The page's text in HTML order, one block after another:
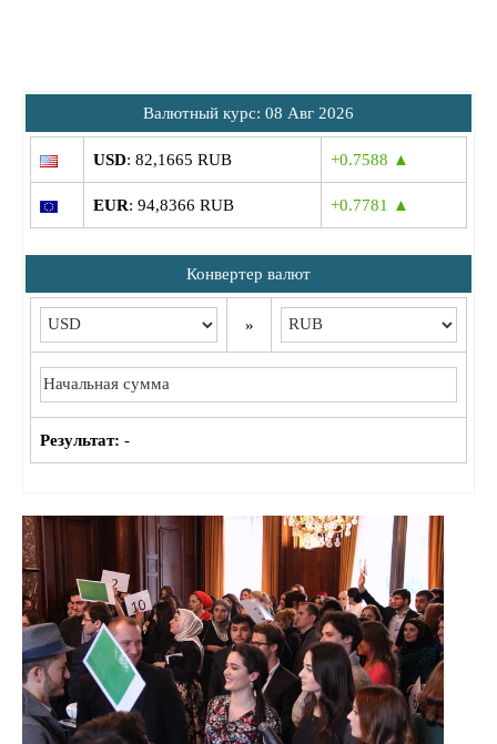
Bалютный курс: 08 Авг 2026
USD: 82,1665 RUB +0.7588 ▲
EUR: 94,8366 RUB +0.7781 ▲
Конвертер валют
»
Результат: -